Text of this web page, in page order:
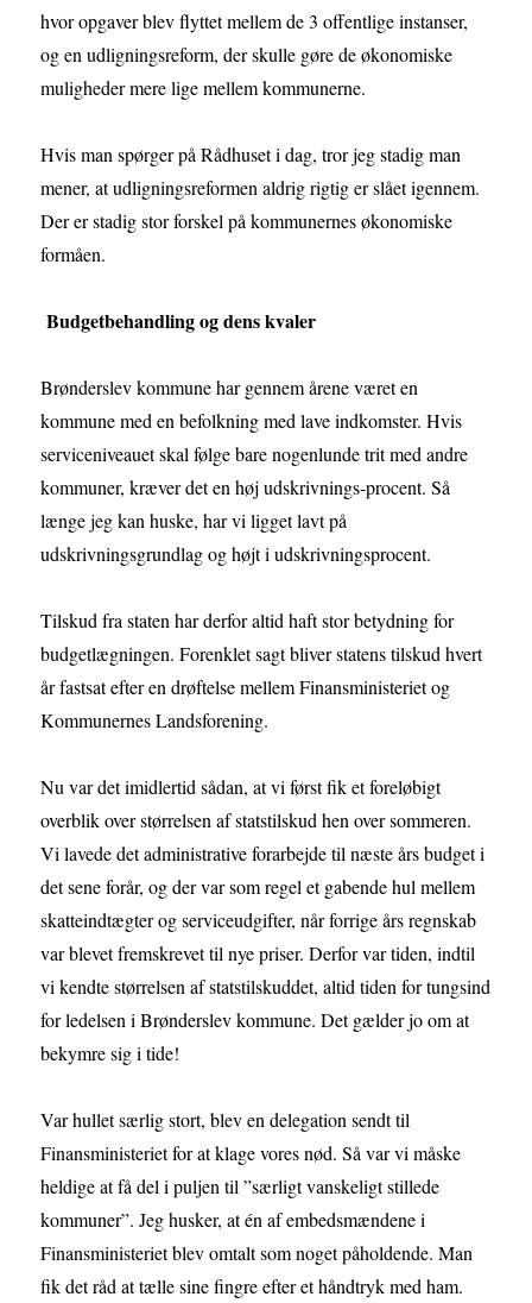
hvor opgaver blev flyttet mellem de 3 offentlige instanser,
og en udligningsreform, der skulle gøre de økonomiske
muligheder mere lige mellem kommunerne.
Hvis man spørger på Rådhuset i dag, tror jeg stadig man
mener, at udligningsreformen aldrig rigtig er slået igennem.
Der er stadig stor forskel på kommunernes økonomiske
formåen.
Budgetbehandling og dens kvaler
Brønderslev kommune har gennem årene været en
kommune med en befolkning med lave indkomster. Hvis
serviceniveauet skal følge bare nogenlunde trit med andre
kommuner, kræver det en høj udskrivnings-procent. Så
længe jeg kan huske, har vi ligget lavt på
udskrivningsgrundlag og højt i udskrivningsprocent.
Tilskud fra staten har derfor altid haft stor betydning for
budgetlægningen. Forenklet sagt bliver statens tilskud hvert
år fastsat efter en drøftelse mellem Finansministeriet og
Kommunernes Landsforening.
Nu var det imidlertid sådan, at vi først fik et foreløbigt
overblik over størrelsen af statstilskud hen over sommeren.
Vi lavede det administrative forarbejde til næste års budget i
det sene forår, og der var som regel et gabende hul mellem
skatteindtægter og serviceudgifter, når forrige års regnskab
var blevet fremskrevet til nye priser. Derfor var tiden, indtil
vi kendte størrelsen af statstilskuddet, altid tiden for tungsind
for ledelsen i Brønderslev kommune. Det gælder jo om at
bekymre sig i tide!
Var hullet særlig stort, blev en delegation sendt til
Finansministeriet for at klage vores nød. Så var vi måske
heldige at få del i puljen til ”særligt vanskeligt stillede
kommuner”. Jeg husker, at én af embedsmændene i
Finansministeriet blev omtalt som noget påholdende. Man
fik det råd at tælle sine fingre efter et håndtryk med ham.